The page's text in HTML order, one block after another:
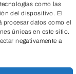
como las
del dispositivo. El
procesar datos como el
únicas en este sitio.
negativamente a